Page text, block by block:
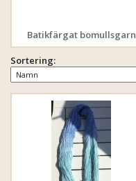
Batikfärgat bomullsgarn
Sortering: